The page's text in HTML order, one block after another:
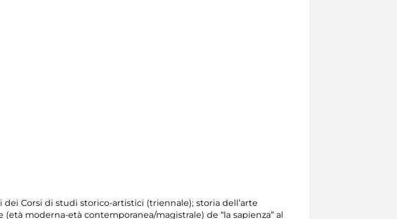
Corsi di studi storico-artistici (triennale); storia dell’arte
moderna-età contemporanea/magistrale) de “la sapienza” al